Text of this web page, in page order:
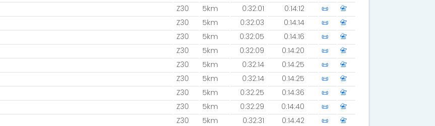
Z30 5km 0:32:01 0:14:12 📜
📇
Z30 5km 0:32:03 0:14:14 📜
📇
Z30 5km 0:32:05 0:14:16 📜
📇
Z30 5km 0:32:09 0:14:20 📜
📇
Z30 5km 0:32:14 0:14:25 📜
📇
Z30 5km 0:32:14 0:14:25 📜
📇
Z30 5km 0:32:25 0:14:36 📜
📇
Z30 5km 0:32:29 0:14:40 📜
📇
Z30 5km 0:32:31 0:14:42 📜
📇